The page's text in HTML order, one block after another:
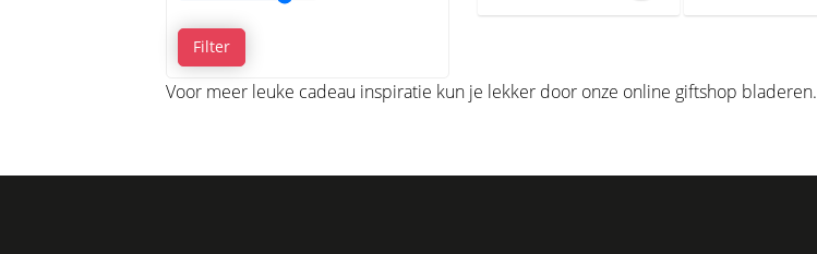
Filter
Voor meer leuke cadeau inspiratie kun je lekker door onze online giftshop bladeren.